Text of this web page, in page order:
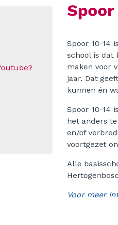
?
Spoor
Spoor 10-14
school is dat
maken voor
jaar. Dat
kunnen én
Spoor 10-14
het anders
en/of
voortgezet
Alle
Voor meer